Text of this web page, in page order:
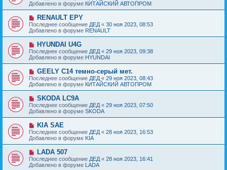
н
и
е
о
б
щ
е
н
и
е
в
о
е
с
о
о
б
щ
е
н
и
е
Добавлено в форуме КИТАЙСКИЙ АВТОПРОМ
Н
о
в
о
е
с
о
о
б
щ
е
н
и
е
RENAULT EPY
Последнее сообщение ДЕД « 30 ноя 2023, 08:53
Добавлено в форуме RENAULT
Н
о
в
о
с
о
о
б
щ
е
н
и
е
HYUNDAI U4G
Последнее сообщение ДЕД « 29 ноя 2023, 09:38
Добавлено в форуме HYUNDAI
Н
о
в
о
е
с
о
о
б
щ
е
н
и
е
GEELY C14 темно-серый мет.
Последнее сообщение ДЕД « 29 ноя 2023, 08:43
Добавлено в форуме КИТАЙСКИЙ АВТОПРОМ
Н
о
в
о
е
с
о
о
б
е
н
SKODA LC9A
Последнее сообщение ДЕД « 29 ноя 2023, 07:50
Добавлено в форуме SKODA
Н
о
в
о
е
с
о
о
KIA SAE
Последнее сообщение ДЕД « 28 ноя 2023, 16:53
Добавлено в форуме KIA
Н
о
в
о
LADA 507
Последнее сообщение ДЕД « 28 ноя 2023, 16:41
Добавлено в форуме LADA